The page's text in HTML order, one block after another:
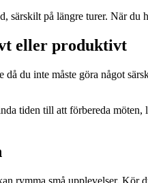
särskilt på längre turer. När du
eller produktivt
då du inte måste göra något
tiden till att förbereda
rymma små upplevelser. Kör